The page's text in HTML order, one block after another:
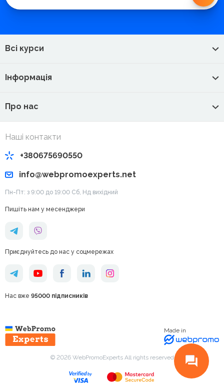
Всі курси
Інформація
Про нас
Наші контакти
+380675690550
info@webpromoexperts.net
Пн-Пт: з 9:00 до 19:00 Cб, Нд вихідний
Пишіть нам у месенджери
Приєднуйтесь до нас у соцмережах
Нас вже 95000 підписників
Made in
© 2026 WebPromoExperts All rights reserved